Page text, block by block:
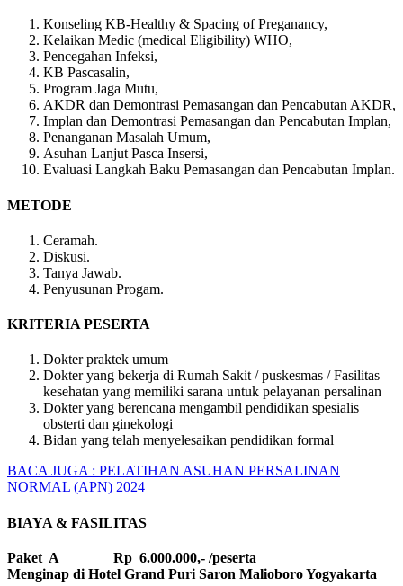
Konseling KB-Healthy & Spacing of Preganancy,
Kelaikan Medic (medical Eligibility) WHO,
Pencegahan Infeksi,
KB Pascasalin,
Program Jaga Mutu,
AKDR dan Demontrasi Pemasangan dan Pencabutan AKDR,
Implan dan Demontrasi Pemasangan dan Pencabutan Implan,
Penanganan Masalah Umum,
Asuhan Lanjut Pasca Insersi,
Evaluasi Langkah Baku Pemasangan dan Pencabutan Implan.
METODE
Ceramah.
Diskusi.
Tanya Jawab.
Penyusunan Progam.
KRITERIA PESERTA
Dokter praktek umum
Dokter yang bekerja di Rumah Sakit / puskesmas / Fasilitas
kesehatan yang memiliki sarana untuk pelayanan persalinan
Dokter yang berencana mengambil pendidikan spesialis
obsterti dan ginekologi
Bidan yang telah menyelesaikan pendidikan formal
BACA JUGA : PELATIHAN ASUHAN PERSALINAN
NORMAL (APN) 2024
BIAYA & FASILITAS
Paket A Rp 6.000.000,- /peserta
Menginap di Hotel Grand Puri Saron Malioboro Yogyakarta